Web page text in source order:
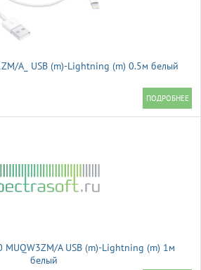
A_ USB (m)-Lightning (m) 0.5м белый
MUQW3ZM/A USB (m)-Lightning (m) 1м
белый